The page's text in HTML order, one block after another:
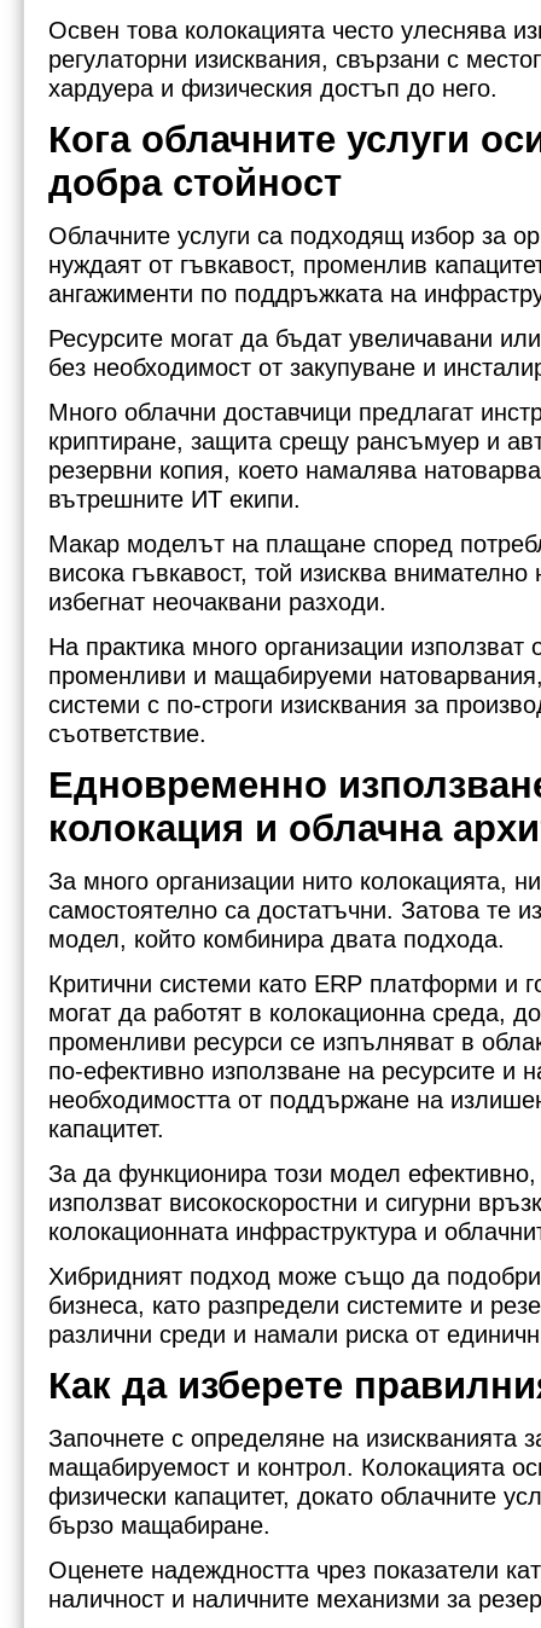
Освен това колокацията често улеснява
регулаторни изисквания, свързани с
хардуера и физическия достъп до него.
Кога облачните услуги
добра стойност
Облачните услуги са подходящ избор за
нуждаят от гъвкавост, променлив
ангажименти по поддръжката на
Ресурсите могат да бъдат увеличавани
без необходимост от закупуване и
Много облачни доставчици предлагат
криптиране, защита срещу рансъмуер и
резервни копия, което намалява
вътрешните ИТ екипи.
Макар моделът на плащане според
висока гъвкавост, той изисква
избегнат неочаквани разходи.
На практика много организации използват
променливи и мащабируеми
системи с по-строги изисквания за
съответствие.
Едновременно
колокация и облачна
За много организации нито колокацията,
самостоятелно са достатъчни. Затова те
модел, който комбинира двата подхода.
Критични системи като ERP платформи и
могат да работят в колокационна среда,
променливи ресурси се изпълняват в
по-ефективно използване на ресурсите и
необходимостта от поддържане на
капацитет.
За да функционира този модел ефективно,
използват високоскоростни и сигурни
колокационната инфраструктура и
Хибридният подход може също да подобри
бизнеса, като разпредели системите и
различни среди и намали риска от
Как да изберете
Започнете с определяне на изискванията
мащабируемост и контрол. Колокацията
физически капацитет, докато облачните
бързо мащабиране.
Оценете надеждността чрез показатели
наличност и наличните механизми за